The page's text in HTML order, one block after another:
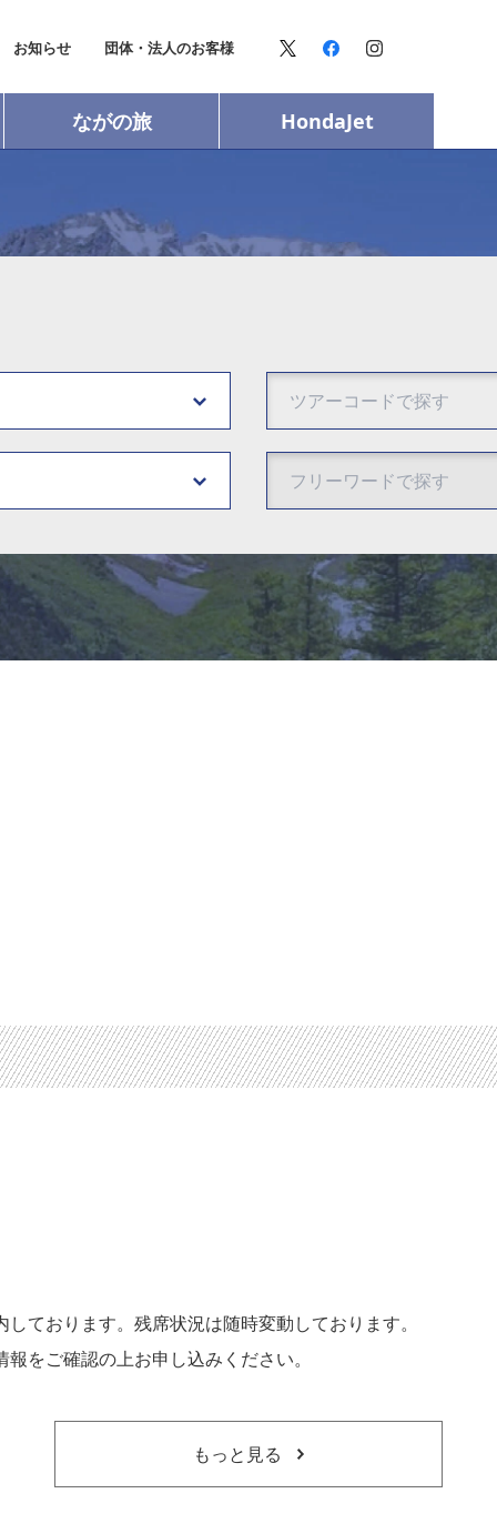
お知らせ 団体・法人のお客様
ながの旅 HondaJet
ております。残席状況は随時変動しております。
をご確認の上お申し込みください。
もっと見る